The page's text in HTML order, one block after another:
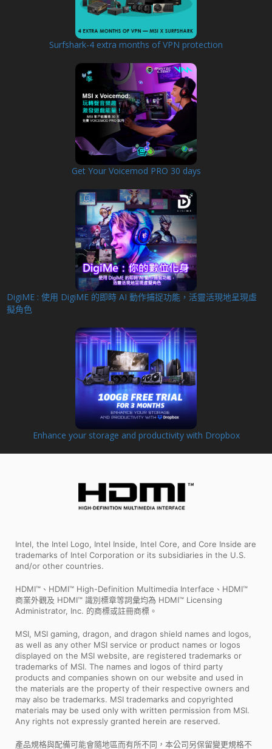
Surfshark-4 extra months of VPN protection
Get Your Voicemod PRO 30 days
DigiME : 使用 DigiME 的即時 AI 動作捕捉功能，活靈活現地呈現虛
擬角色
Enhance your storage and productivity with Dropbox
Intel, the Intel Logo, Intel Inside, Intel Core, and Core Inside are
trademarks of Intel Corporation or its subsidiaries in the U.S.
and/or other countries.
HDMI™、HDMI™ High-Definition Multimedia Interface、HDMI™
商業外觀及 HDMI™ 識別標章等詞彙均為 HDMI™ Licensing
Administrator, Inc. 的商標或註冊商標。
MSI, MSI gaming, dragon, and dragon shield names and logos,
as well as any other MSI service or product names or logos
displayed on the MSI website, are registered trademarks or
trademarks of MSI. The names and logos of third party
products and companies shown on our website and used in
the materials are the property of their respective owners and
may also be trademarks. MSI trademarks and copyrighted
materials may be used only with written permission from MSI.
Any rights not expressly granted herein are reserved.
產品規格與配備可能會隨地區而有所不同，本公司另保留變更規格不